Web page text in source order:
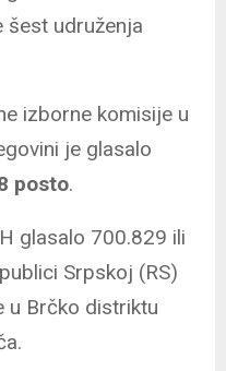
šest udruženja
izborne komisije u
je glasalo
posto.
glasalo 700.829 ili
Srpskoj (RS)
u Brčko distriktu